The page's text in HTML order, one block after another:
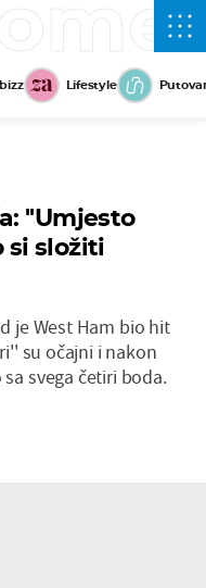
Lifestyle
''Umjesto
si složiti
je West Ham bio hit
su očajni i nakon
svega četiri boda.